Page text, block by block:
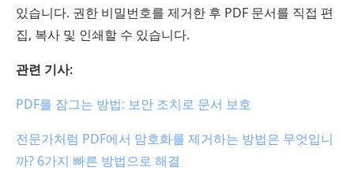
있습니다. 권한 비밀번호를 제거한 후 PDF 문서를 직접 편
집, 복사 및 인쇄할 수 있습니다.
관련 기사:
PDF를 잠그는 방법: 보안 조치로 문서 보호
전문가처럼 PDF에서 암호화를 제거하는 방법은 무엇입니
까? 6가지 빠른 방법으로 해결